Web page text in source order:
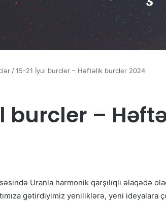
/15-21 İyul burcler – Həftəlik burcler 2024
burcler –
Uranla harmonik qarşılıqlı əlaqədə
gətirdiyimiz yeniliklərə, yeni ideyalara